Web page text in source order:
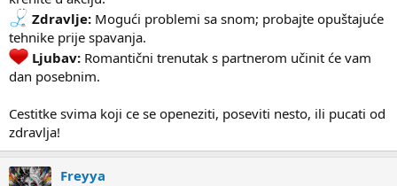
Zdravlje: Mogući problemi sa snom; probajte opuštajuće
tehnike prije spavanja.
Ljubav: Romantični trenutak s partnerom učinit će vam
dan posebnim.
Cestitke svima koji ce se openeziti, poseviti nesto, ili pucati od
zdravlja!
Freyya